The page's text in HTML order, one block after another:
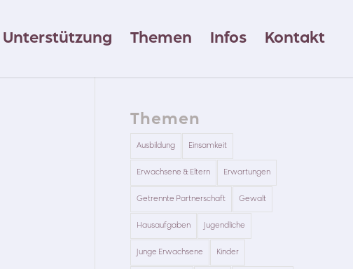
Unterstützung Themen Infos Kontakt
Themen
Ausbildung Einsamkeit
Erwachsene & Eltern Erwartungen
Getrennte Partnerschaft Gewalt
Hausaufgaben Jugendliche
Junge Erwachsene Kinder